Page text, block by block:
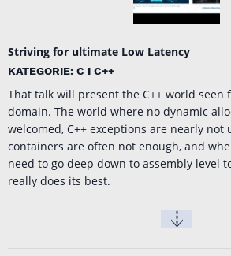
Striving for ultimate Low Latency
KATEGORIE: C I C++
That talk will present the C++ world seen
domain. The world where no dynamic
welcomed, C++ exceptions are nearly not
containers are often not enough, and
need to go deep down to assembly level
really does its best.